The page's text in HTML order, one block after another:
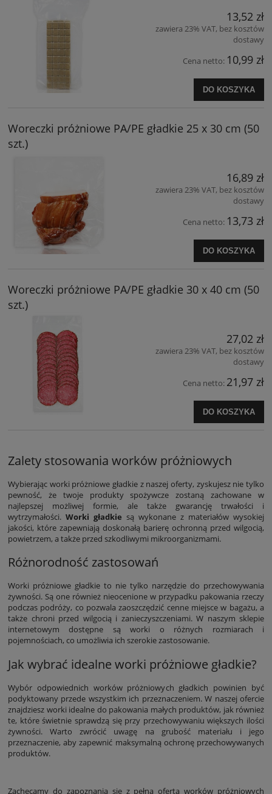
13,52 zł
zawiera 23% VAT, bez kosztów
dostawy
Cena netto: 10,99 zł
DO KOSZYKA
Woreczki próżniowe PA/PE gładkie 25 x 30 cm (50
szt.)
16,89 zł
zawiera 23% VAT, bez kosztów
dostawy
Cena netto: 13,73 zł
DO KOSZYKA
Woreczki próżniowe PA/PE gładkie 30 x 40 cm (50
szt.)
27,02 zł
zawiera 23% VAT, bez kosztów
dostawy
Cena netto: 21,97 zł
DO KOSZYKA
Zalety stosowania worków próżniowych
Wybierając worki próżniowe gładkie z naszej oferty, zyskujesz nie tylko
pewność, że twoje produkty spożywcze zostaną zachowane w
najlepszej możliwej formie, ale także gwarancję trwałości i
wytrzymałości. Worki gładkie są wykonane z materiałów wysokiej
jakości, które zapewniają doskonałą barierę ochronną przed wilgocią,
powietrzem, a także przed szkodliwymi mikroorganizmami.
Różnorodność zastosowań
Worki próżniowe gładkie to nie tylko narzędzie do przechowywania
żywności. Są one również nieocenione w przypadku pakowania rzeczy
podczas podróży, co pozwala zaoszczędzić cenne miejsce w bagażu, a
także chroni przed wilgocią i zanieczyszczeniami. W naszym sklepie
internetowym dostępne są worki o różnych rozmiarach i
pojemnościach, co umożliwia ich szerokie zastosowanie.
Jak wybrać idealne worki próżniowe gładkie?
Wybór odpowiednich worków próżniowych gładkich powinien być
podyktowany przede wszystkim ich przeznaczeniem. W naszej ofercie
znajdziesz worki idealne do pakowania małych produktów, jak również
te, które świetnie sprawdzą się przy przechowywaniu większych ilości
żywności. Warto zwrócić uwagę na grubość materiału i jego
przeznaczenie, aby zapewnić maksymalną ochronę przechowywanych
produktów.
Zachęcamy do zapoznania się z pełną ofertą worków próżniowych